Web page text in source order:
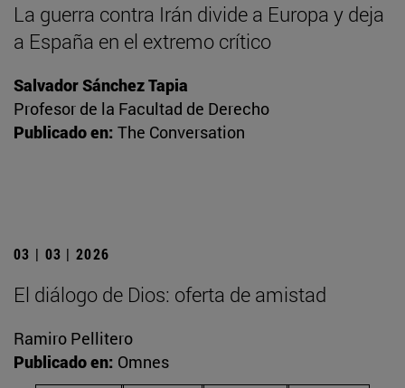
La guerra contra Irán divide a Europa y deja
a España en el extremo crítico
Salvador Sánchez Tapia
Profesor de la Facultad de Derecho
Publicado en: The Conversation
03 | 03 | 2026
El diálogo de Dios: oferta de amistad
Ramiro Pellitero
Publicado en: Omnes